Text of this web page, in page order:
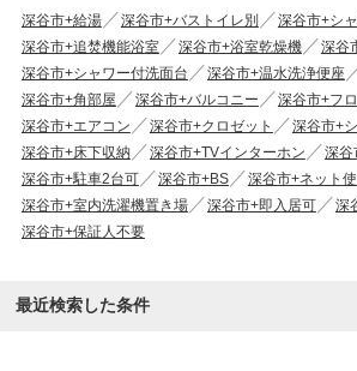
深谷市+給湯 深谷市+バストイレ別
深谷市+シ
深谷市+追焚機能浴室
深谷市+浴室乾燥機
深谷
深谷市+シャワー付洗面台
深谷市+温水洗浄便座
深谷市+角部屋
深谷市+バルコニー
深谷市+フ
深谷市+エアコン
深谷市+クロゼット
深谷市+
深谷市+床下収納
深谷市+TVインターホン
深谷
深谷市+駐車2台可
深谷市+BS
深谷市+ネット
深谷市+室内洗濯機置き場
深谷市+即入居可
深
深谷市+保証人不要
最近検索した条件